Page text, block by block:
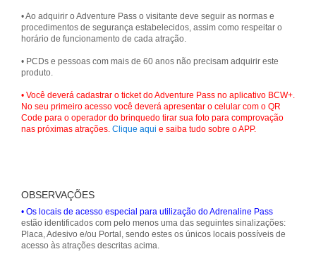
• Ao adquirir o Adventure Pass o visitante deve seguir as normas e
procedimentos de segurança estabelecidos, assim como respeitar o
horário de funcionamento de cada atração.
• PCDs e pessoas com mais de 60 anos não precisam adquirir este
produto.
• Você deverá cadastrar o ticket do Adventure Pass no aplicativo BCW+.
No seu primeiro acesso você deverá apresentar o celular com o QR
Code para o operador do brinquedo tirar sua foto para comprovação
nas próximas atrações. Clique aqui e saiba tudo sobre o APP.
OBSERVAÇÕES
• Os locais de acesso especial para utilização do Adrenaline Pass
estão identificados com pelo menos uma das seguintes sinalizações:
Placa, Adesivo e/ou Portal, sendo estes os únicos locais possíveis de
acesso às atrações descritas acima.